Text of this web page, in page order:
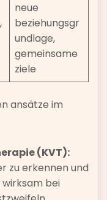
neue
beziehungsgr
undlage,
gemeinsame
ziele
ansätze im
(KVT):
zu erkennen und
bei